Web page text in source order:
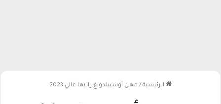
الرئيسية / مهن أوسبيلدونغ راتبها عالي 2023